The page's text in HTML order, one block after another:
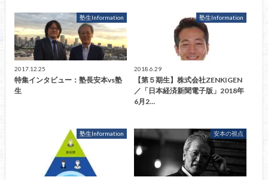
塾生Information
2017.12.25
特集インタビュー：塾長安本vs塾
生
塾生Information
2018.6.29
【第５期生】株式会社ZENKIGEN
／「日本経済新聞電子版」2018年
6月2…
塾生Information 安本の視点